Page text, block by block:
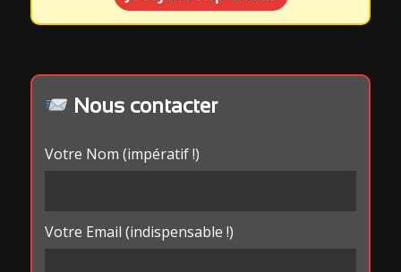
Nous contacter
Votre Nom (impératif !)
Votre Email (indispensable !)